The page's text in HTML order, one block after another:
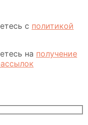
с политикой
на получение